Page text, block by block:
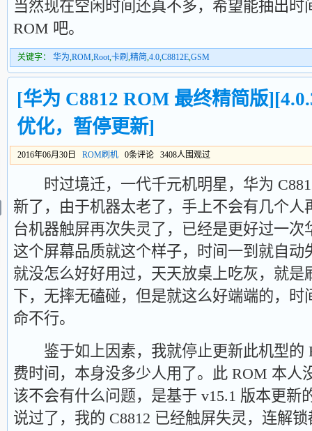
当然现在空闲时间还真不多，希望能抽出时
ROM 吧。
关键字： 华为,ROM,Root,卡刷 ,精简,4.0,C8812E,GSM
[华为 C8812 ROM 最终精简版
优化，暂停更新]
2016年06月30日 ROM刷机 0条评论 3408人围观过
时过境迁，一代千元机明星，华为
新了，由于机器太老了，手上不会有几个人
台机器触屏再次失灵了，已经是更好过一次
这个屏幕品质就这个样子，时间一到就自动
就没怎么好好用过，天天放桌上吃灰，就是
下，无摔无磕碰，但是就这么好端端的，时
命不行。
鉴于如上因素，我就停止更新此机型的
费时间，本身没多少人用了。此 ROM 本人
该不会有什么问题，是基于 v15.1 版本更新
说过了，我的 C8812 已经触屏失灵，连解